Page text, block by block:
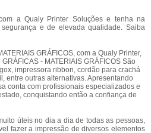
a Qualy Printer Soluções e tenha na
e de elevada qualidade. Saiba
GRÁFICOS, com a Qualy Printer,
- MATERIAIS GRÁFICOS São
impressora ribbon, cordão para crachá
entre outras alternativas. Apresentando
conta com profissionais especializados e
conquistando então a confiança de
úteis no dia a dia de todas as pessoas,
fazer a impressão de diversos elementos